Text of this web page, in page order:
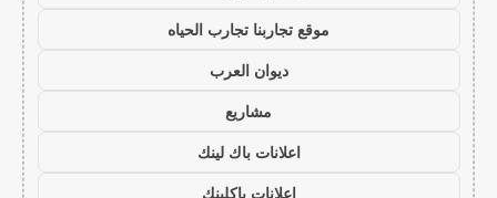
موقع تجاربنا تجارب الحياه
ديوان العرب
مشاريع
اعلانات باك لينك
اعلانات باكلينك